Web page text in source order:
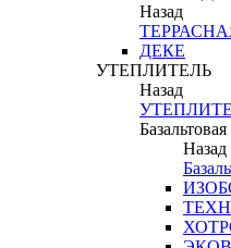
Назад
ДЕКЕ
УТЕПЛИТЕЛЬ
Назад
Базальтовая
Назад